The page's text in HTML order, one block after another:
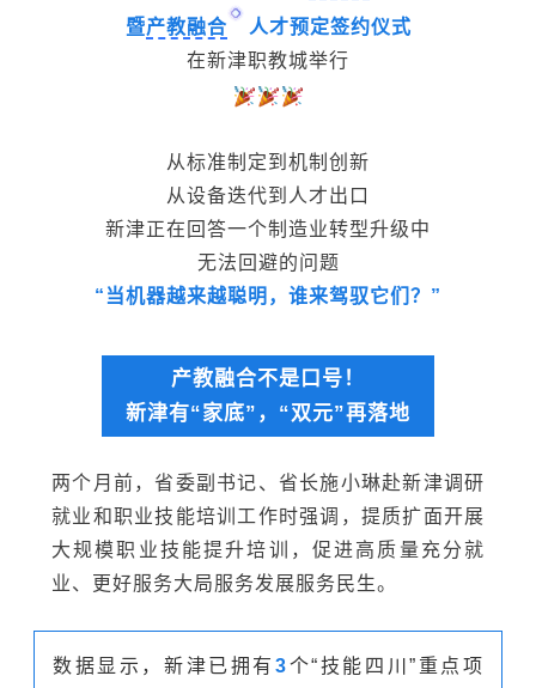
暨产教融合
人才预定签约仪式
在新津职教城举行
从标准制定到机制创新
从设备迭代到人才出口
新津正在回答一个制造业转型升级中
无法回避的问题
“当机器越来越聪明，谁来驾驭它们？”
产教融合不是口号！
新津有“家底”，“双元”再落地
两个月前，省委副书记、省长施小琳赴新津调研
就业和职业技能培训工作时强调，提质扩面开展
大规模职业技能提升培训，促进高质量充分就
业、更好服务大局服务发展服务民生。
数据显示，新津已拥有 3个“技能四川”重点项